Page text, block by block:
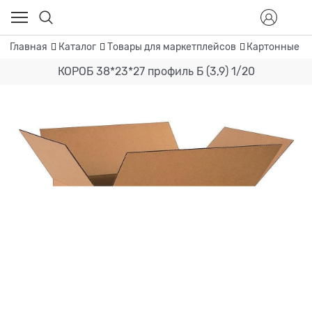
Главная Каталог Товары для маркетплейсов Картонные
КОРОБ 38*23*27 профиль Б (3,9) 1/20